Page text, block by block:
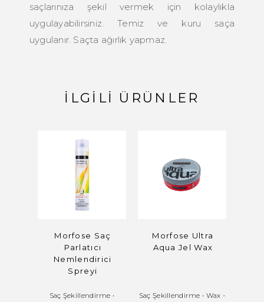
saçlarınıza şekil vermek için kolaylıkla
uygulayabilirsiniz. Temiz ve kuru saça
uygulanır. Saçta ağırlık yapmaz.
İLGILI ÜRÜNLER
Morfose Saç
Parlatıcı
Nemlendirici
Spreyi
Saç Şekillendirme •
Morfose Ultra
Aqua Jel Wax
Saç Şekillendirme • Wax -